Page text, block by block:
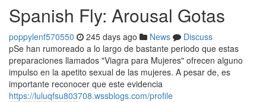
Spanish Fly: Arousal Gotas
poppylenf570550 245 days ago News
Discuss
pSe han rumoreado a lo largo de bastante periodo que estas
preparaciones llamados "Viagra para Mujeres" ofrecen alguno
impulso en la apetito sexual de las mujeres. A pesar de, es
importante reconocer que este evidencia
https://luluqfsu803708.wssblogs.com/profile